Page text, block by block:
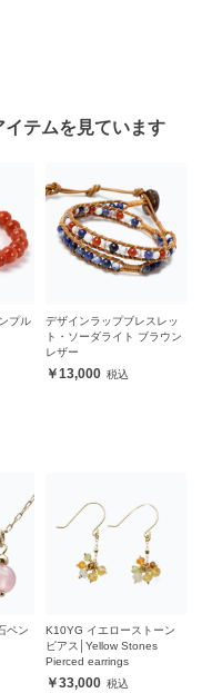
テムを見ています
プル
デザインラップブレスレッ
ト・ソーダライト ブラウン
レザー
13,000
ペン
K10YG イエローストーン
ピアス│Yellow Stones
Pierced earrings
33,000